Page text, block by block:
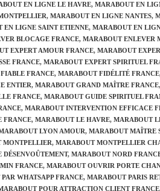
EN LIGNE LE HAVRE, MARABOUT EN
, MARABOUT EN LIGNE NANTES,
EN LIGNE SAINT ETIENNE, MARABOUT EN
BLOCAGE FRANCE, MARABOUT ENLEVER
EXPERT AMOUR FRANCE, MARABOUT
FRANCE, MARABOUT EXPERT SPIRITUEL
FRANCE, MARABOUT FIDÉLITÉ FRANCE,
ENTIER, MARABOUT GRAND MAÎTRE FRANCE,
FRANCE, MARABOUT GUIDE SPIRITUEL
, MARABOUT INTERVENTION EFFICACE
FRANCE, MARABOUT LE HAVRE, MARABOUT
LYON AMOUR, MARABOUT MAÎTRE
MONTPELLIER, MARABOUT MONTPELLIER
DÉSENVOÛTEMENT, MARABOUT NORD
FRANCE, MARABOUT OUVRIR PORTE
WHATSAPP FRANCE, MARABOUT PARIS
POUR ATTRACTION CLIENT FRANCE,